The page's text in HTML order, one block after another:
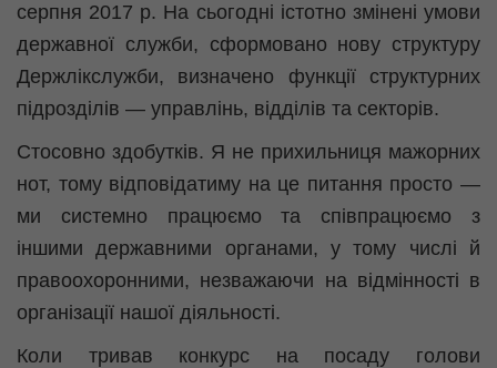
серпня 2017 р. На сьогодні істотно змінені умови
державної служби, сформовано нову структуру
Держлікслужби, визначено функції структурних
підрозділів — управлінь, відділів та секторів.
Стосовно здобутків. Я не прихильниця мажорних
нот, тому відповідатиму на це питання просто —
ми системно працюємо та співпрацюємо з
іншими державними органами, у тому числі й
правоохоронними, незважаючи на відмінності в
організації нашої діяльності.
Коли тривав конкурс на посаду голови